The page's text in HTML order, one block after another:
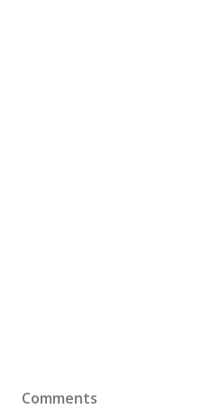
Comments